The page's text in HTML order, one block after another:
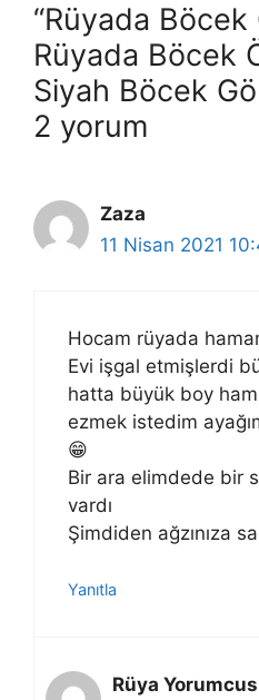
“Rüyada Böcek
Rüyada Böcek
Siyah Böcek
2 yorum
Zaza
11 Nisan 2021
Hocam rüyada
Evi işgal etmişlerdi
hatta büyük boy
ezmek istedim
😁
Bir ara elimdede bir
vardı
Şimdiden ağzınıza
Yanıtla
Rüya